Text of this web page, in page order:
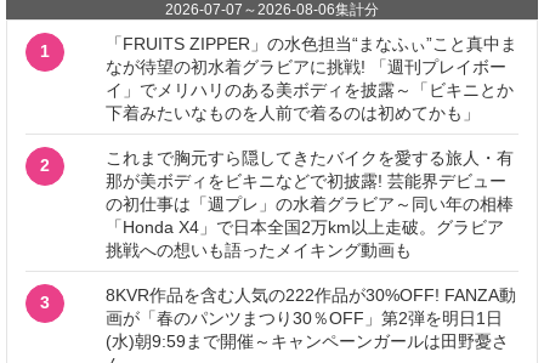
2026-07-07 ～2026-08-06集計分
1
「FRUITS ZIPPER」の水色担当“まなふぃ”こと真中ま
なが待望の初水着グラビアに挑戦! 「週刊プレイボー
イ」でメリハリのある美ボディを披露～「ビキニとか
下着みたいなものを人前で着るのは初めてかも」
2
これまで胸元すら隠してきたバイクを愛する旅人・有
那が美ボディをビキニなどで初披露! 芸能界デビュー
の初仕事は「週プレ」の水着グラビア～同い年の相棒
「Honda X4」で日本全国2万km以上走破。グラビア
挑戦への想いも語ったメイキング動画も
3
8KVR作品を含む人気の222作品が30%OFF! FANZA動
画が「春のパンツまつり30％OFF」第2弾を明日1日
(水)朝9:59まで開催～キャンペーンガールは田野憂さ